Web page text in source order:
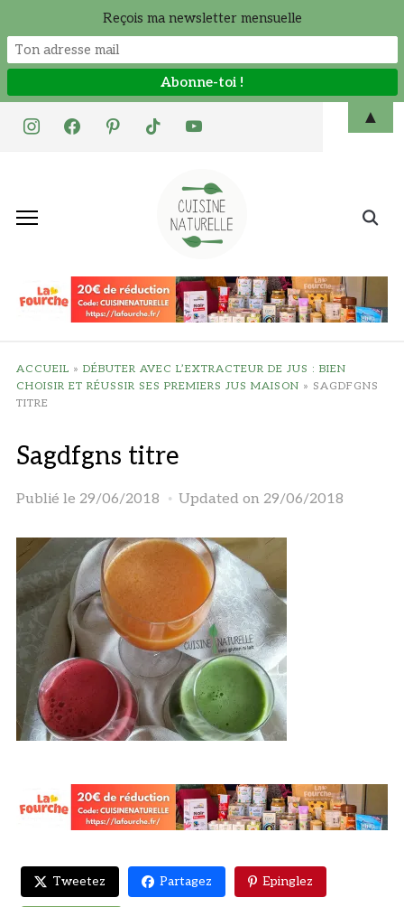
instagramfacebookpinteresttiktok youtube
Search
ACCUEIL » DÉBUTER AVEC L’EXTRACTEUR DE JUS : BIEN
CHOISIR ET RÉUSSIR SES PREMIERS JUS MAISON » SAGDFGNS
TITRE
Sagdfgns titre
Publié le 29/06/2018 Updated on 29/06/2018
Tweetez Partagez Epinglez
Reçois ma newsletter mensuelle
▲